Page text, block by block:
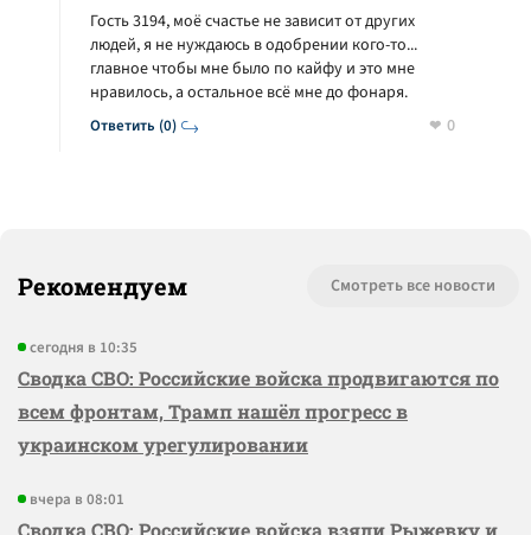
Ответить (0)
Гость 3194, моё счастье не зависит от других
людей, я не нуждаюсь в одобрении кого-то...
главное чтобы мне было по кайфу и это мне
нравилось, а остальное всё мне до фонаря.
0
Рекомендуем Смотреть все новости
сегодня в 10:35
Сводка СВО: Российские войска продвигаются по
всем фронтам, Трамп нашёл прогресс в
украинском урегулировании
вчера в 08:01
Сводка СВО: Российские войска взяли Рыжевку и